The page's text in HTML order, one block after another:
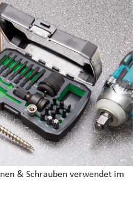
& Schrauben verwendet im